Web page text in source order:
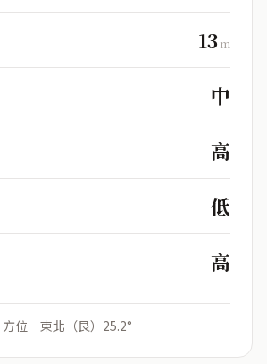
13m
中
高
低
高
方位 東北（艮）25.2°